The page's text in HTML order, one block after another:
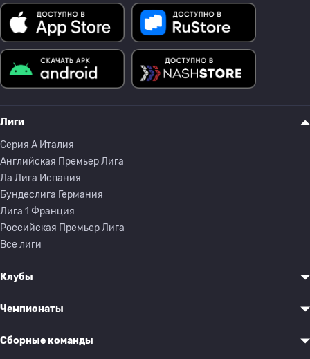
Лиги
Серия A Италия
Английская Премьер Лига
Ла Лига Испания
Бундеслига Германия
Лига 1 Франция
Российская Премьер Лига
Все лиги
Клубы
Чемпионаты
Сборные команды